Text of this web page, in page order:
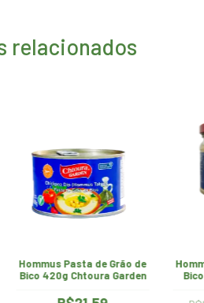
relacionados
Hommus Pasta de Grão de
Bico 420g Chtoura Garden